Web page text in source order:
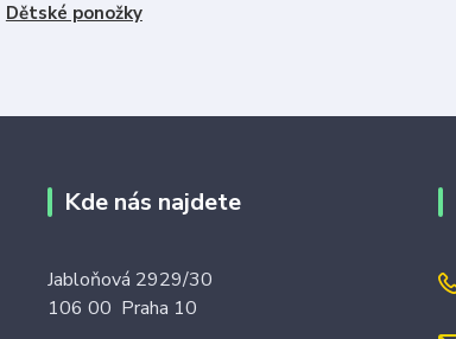
Dětské ponožky
Kde nás najdete
Jabloňová 2929/30
106 00 Praha 10